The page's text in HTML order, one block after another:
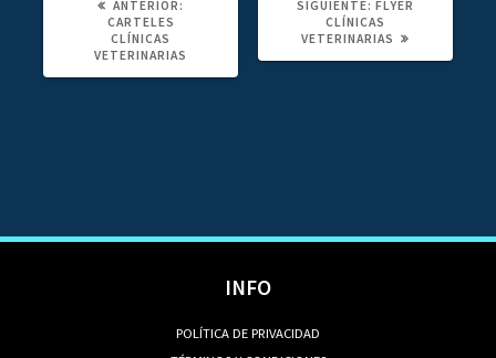
ANTERIOR:
CARTELES
CLÍNICAS
VETERINARIAS
SIGUIENTE: SIGUIENTE
POST:
FLYER
CLÍNICAS
VETERINARIAS
INFO
POLÍTICA DE PRIVACIDAD